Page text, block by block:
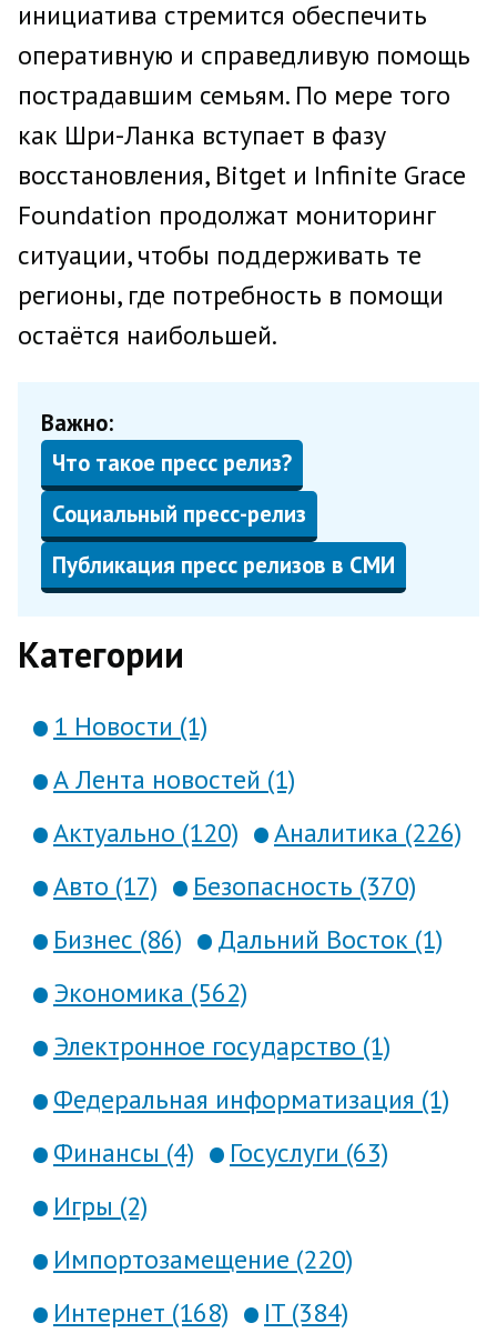
инициатива стремится обеспечить
оперативную и справедливую помощь
пострадавшим семьям. По мере того
как Шри-Ланка вступает в фазу
восстановления, Bitget и Infinite Grace
Foundation продолжат мониторинг
ситуации, чтобы поддерживать те
регионы, где потребность в помощи
остаётся наибольшей.
Важно:
Что такое пресс релиз?
Социальный пресс-релиз
Публикация пресс релизов в СМИ
Категории
1 Новости (1)
А Лента новостей (1)
Актуально (120)
Аналитика (226)
Авто (17)
Безопасность (370)
Бизнес (86)
Дальний Восток (1)
Экономика (562)
Электронное государство (1)
Федеральная информатизация (1)
Финансы (4)
Госуслуги (63)
Игры (2)
Импортозамещение (220)
Интернет (168)
IT (384)